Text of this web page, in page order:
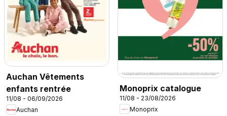
Auchan Vêtements
enfants rentrée
11/08 - 06/09/2026
Auchan
Monoprix catalogue
11/08 - 23/08/2026
Monoprix